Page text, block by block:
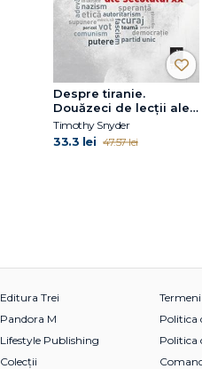
Despre tiranie.
Douăzeci de lecții ale
secolului XX
Timothy Snyder
33.3 lei 47.57 lei
Editura Trei
Pandora M
Lifestyle Publishing
Colecții
Politica
Politica